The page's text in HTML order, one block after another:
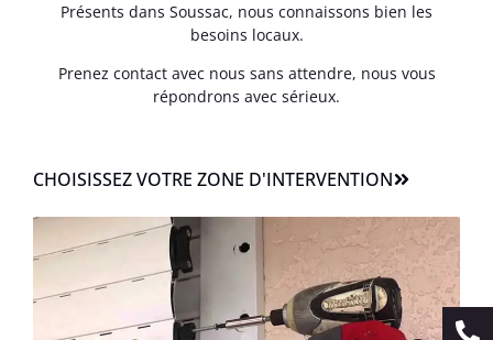
Présents dans Soussac, nous connaissons bien les
besoins locaux.
Prenez contact avec nous sans attendre, nous vous
répondrons avec sérieux.
CHOISISSEZ VOTRE ZONE D'INTERVENTION